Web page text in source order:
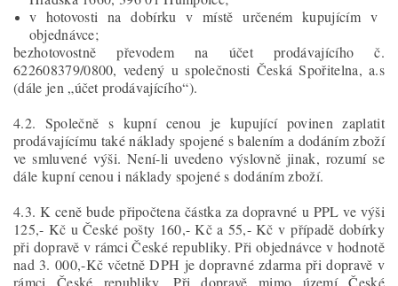
v hotovosti na dobírku v místě určeném kupujícím v
objednávce;
bezhotovostně převodem na účet prodávajícího č.
622608379/0800, vedený u společnosti Česká Spořitelna, a.s
(dále jen „účet prodávajícího“).
4.2. Společně s kupní cenou je kupující povinen zaplatit
prodávajícímu také náklady spojené s balením a dodáním zboží
ve smluvené výši. Není-li uvedeno výslovně jinak, rozumí se
dále kupní cenou i náklady spojené s dodáním zboží.
4.3. K ceně bude připočtena částka za dopravné u PPL ve výši
125,- Kč u České pošty 160,- Kč a 55,- Kč v případě dobírky
při dopravě v rámci České republiky. Při objednávce v hodnotě
nad 3. 000,-Kč včetně DPH je dopravné zdarma při dopravě v
rámci České republiky. Při dopravě mimo území České